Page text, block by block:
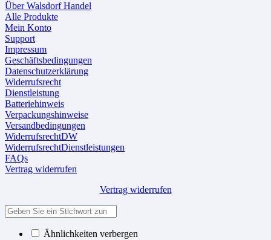
Über Walsdorf Handel
Alle Produkte
Mein Konto
Support
Impressum
Geschäftsbedingungen
Datenschutzerklärung
Widerrufsrecht
Dienstleistung
Batteriehinweis
Verpackungshinweise
Versandbedingungen
WiderrufsrechtDW
WiderrufsrechtDienstleistungen
FAQs
Vertrag widerrufen
Vertrag widerrufen
Ähnlichkeiten verbergen